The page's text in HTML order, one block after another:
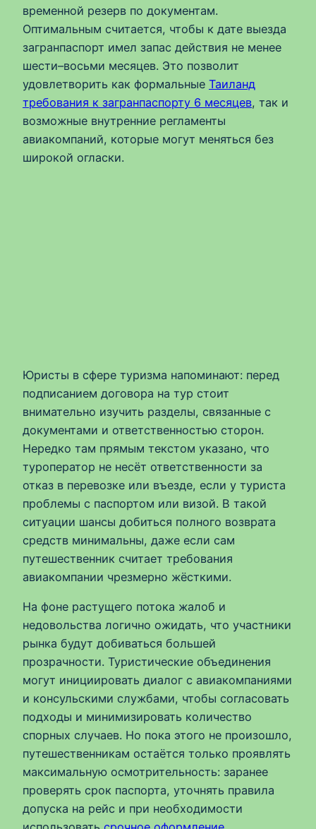
временной резерв по документам.
Оптимальным считается, чтобы к дате выезда
загранпаспорт имел запас действия не менее
шести–восьми месяцев. Это позволит
удовлетворить как формальные Таиланд
требования к загранпаспорту 6 месяцев, так и
возможные внутренние регламенты
авиакомпаний, которые могут меняться без
широкой огласки.
Юристы в сфере туризма напоминают: перед
подписанием договора на тур стоит
внимательно изучить разделы, связанные с
документами и ответственностью сторон.
Нередко там прямым текстом указано, что
туроператор не несёт ответственности за
отказ в перевозке или въезде, если у туриста
проблемы с паспортом или визой. В такой
ситуации шансы добиться полного возврата
средств минимальны, даже если сам
путешественник считает требования
авиакомпании чрезмерно жёсткими.
На фоне растущего потока жалоб и
недовольства логично ожидать, что участники
рынка будут добиваться большей
прозрачности. Туристические объединения
могут инициировать диалог с авиакомпаниями
и консульскими службами, чтобы согласовать
подходы и минимизировать количество
спорных случаев. Но пока этого не произошло,
путешественникам остаётся только проявлять
максимальную осмотрительность: заранее
проверять срок паспорта, уточнять правила
допуска на рейс и при необходимости